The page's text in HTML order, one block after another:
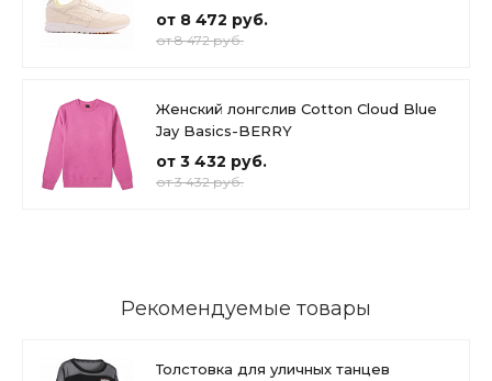
от 8 472 руб.
от 8 472 руб.
Женский лонгслив Cotton Cloud Blue
Jay Basics-BERRY
от 3 432 руб.
от 3 432 руб.
Рекомендуемые товары
Толстовка для уличных танцев